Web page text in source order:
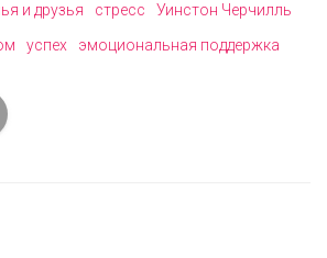
и друзья стресс
Уинстон Черчилль
успех эмоциональная поддержка